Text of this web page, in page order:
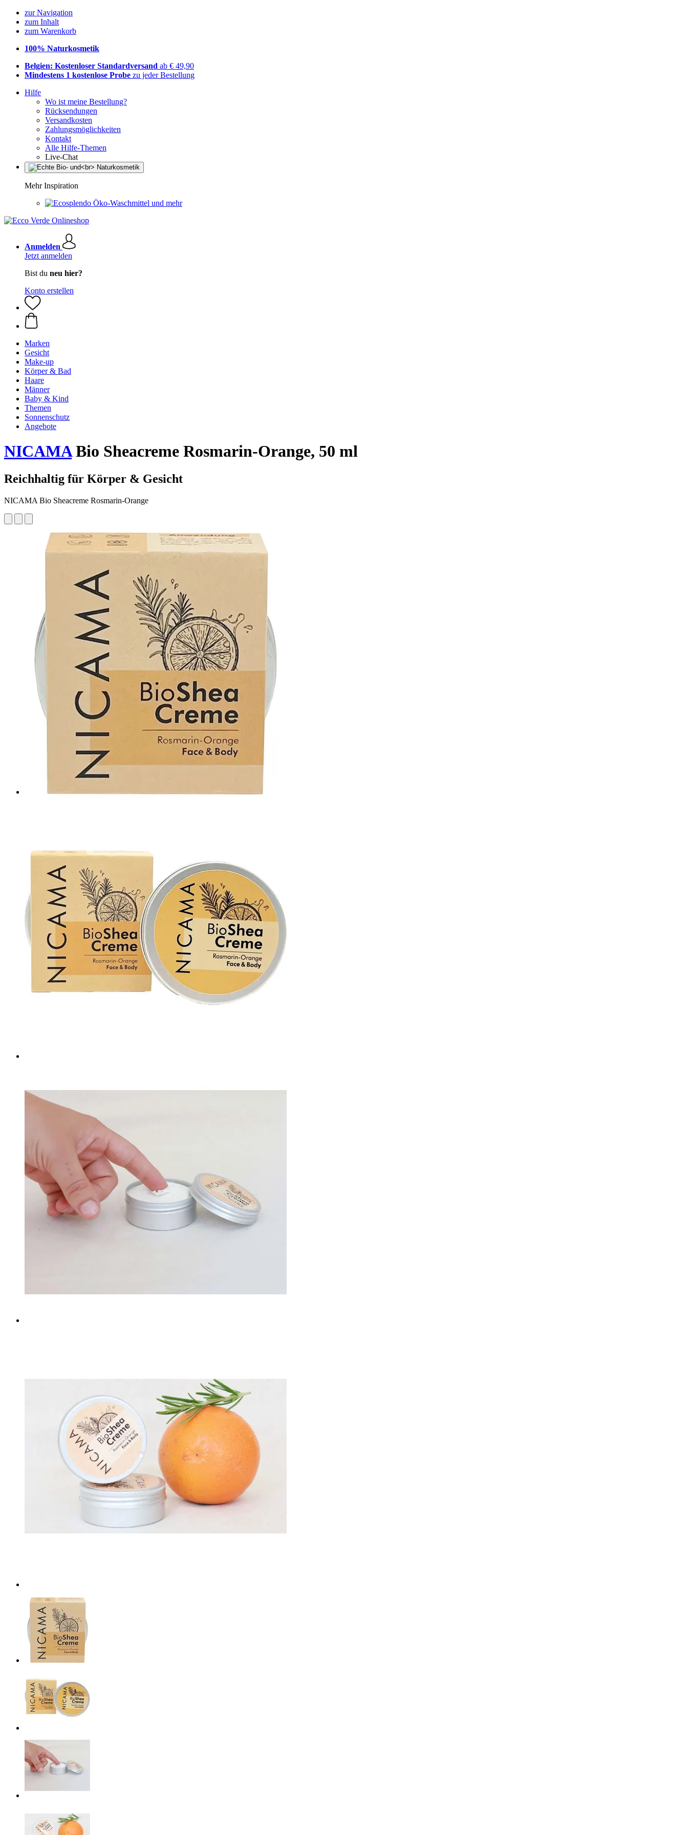
zur Navigation
zum Inhalt
zum Warenkorb
100% Naturkosmetik
Belgien: Kostenloser Standardversand ab € 49,90
Mindestens 1 kostenlose Probe zu jeder Bestellung
Hilfe
Wo ist meine Bestellung?
Rücksendungen
Versandkosten
Zahlungsmöglichkeiten
Kontakt
Alle Hilfe-Themen
Live-Chat
Mehr Inspiration
Öko-Waschmittel und mehr
Anmelden
Jetzt anmelden
Bist du neu hier?
Konto erstellen
Marken
Gesicht
Make-up
Körper & Bad
Haare
Männer
Baby & Kind
Themen
Sonnenschutz
Angebote
NICAMABio Sheacreme Rosmarin-Orange, 50 ml
Reichhaltig für Körper & Gesicht
NICAMA Bio Sheacreme Rosmarin-Orange